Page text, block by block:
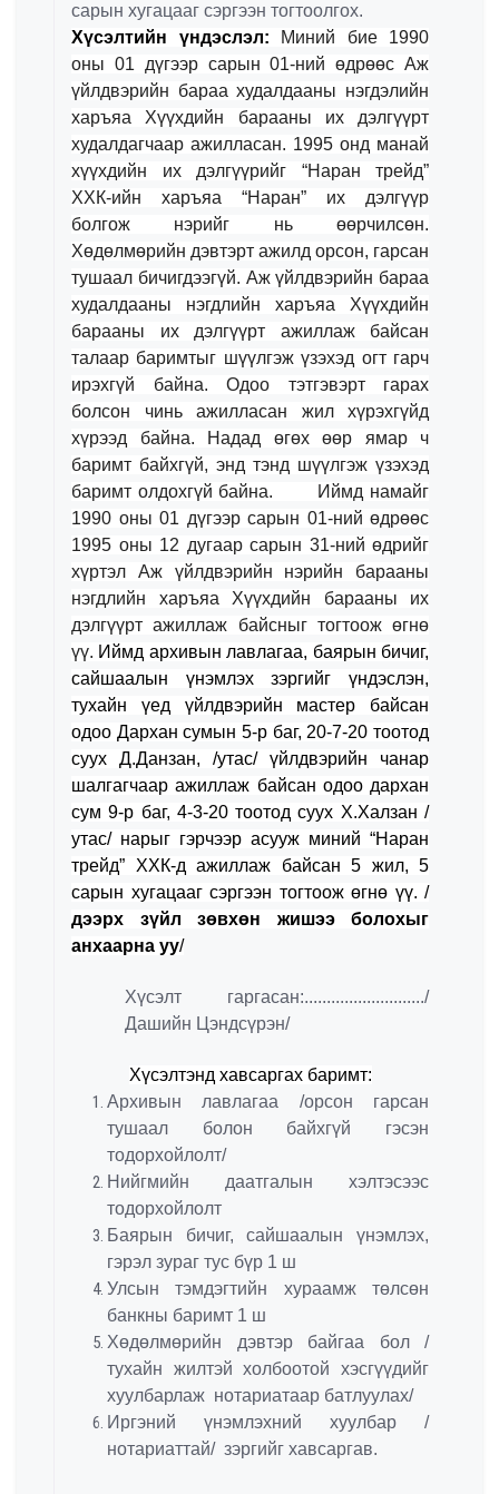
сарын хугацааг сэргээн тогтоолгох.
Хүсэлтийн үндэслэл: Mиний бие 1990
оны 01 дүгээр сарын 01-ний өдрөөс Аж
үйлдвэрийн бараа худалдааны нэгдэлийн
харъяа Хүүхдийн барааны их дэлгүүрт
худалдагчаар ажилласан. 1995 онд манай
хүүхдийн их дэлгүүрийг “Наран трейд”
ХХК-ийн харъяа “Наран” их дэлгүүр
болгож нэрийг нь өөрчилсөн.
Хөдөлмөрийн дэвтэрт ажилд орсон, гарсан
тушаал бичигдээгүй. Аж үйлдвэрийн бараа
худалдааны нэгдлийн харъяа Хүүхдийн
барааны их дэлгүүрт ажиллаж байсан
талаар баримтыг шүүлгэж үзэхэд огт гарч
ирэхгүй байна. Одоо тэтгэвэрт гарах
болсон чинь ажилласан жил хүрэхгүйд
хүрээд байна. Надад өгөх өөр ямар ч
баримт байхгүй, энд тэнд шүүлгэж үзэхэд
баримт олдохгүй байна. Иймд намайг
1990 оны 01 дүгээр сарын 01-ний өдрөөс
1995 оны 12 дугаар сарын 31-ний өдрийг
хүртэл Аж үйлдвэрийн нэрийн барааны
нэгдлийн харъяа Хүүхдийн барааны их
дэлгүүрт ажиллаж байсныг тогтоож өгнө
үү. Иймд архивын лавлагаа, баярын бичиг,
сайшаалын үнэмлэх зэргийг үндэслэн,
тухайн үед үйлдвэрийн мастер байсан
одоо Дархан сумын 5-р баг, 20-7-20 тоотод
суух Д.Данзан, /утас/ үйлдвэрийн чанар
шалгагчаар ажиллаж байсан одоо дархан
сум 9-р баг, 4-3-20 тоотод суух Х.Халзан /
утас/ нарыг гэрчээр асууж миний “Наран
трейд” ХХК-д ажиллаж байсан 5 жил, 5
сарын хугацааг сэргээн тогтоож өгнө үү. /
дээрх зүйл зөвхөн жишээ болохыг
анхаарна уу/
Хүсэлт гаргасан:.........................../
Дашийн Цэндсүрэн/
Хүсэлтэнд хавсаргах баримт:
Архивын лавлагаа /орсон гарсан
тушаал болон байхгүй гэсэн
тодорхойлолт/
Нийгмийн даатгалын хэлтэсээс
тодорхойлолт
Баярын бичиг, сайшаалын үнэмлэх,
гэрэл зураг тус бүр 1 ш
Улсын тэмдэгтийн хураамж төлсөн
банкны баримт 1 ш
Хөдөлмөрийн дэвтэр байгаа бол /
тухайн жилтэй холбоотой хэсгүүдийг
хуулбарлаж нотариатаар батлуулах/
Иргэний үнэмлэхний хуулбар /
нотариаттай/ зэргийг хавсаргав.